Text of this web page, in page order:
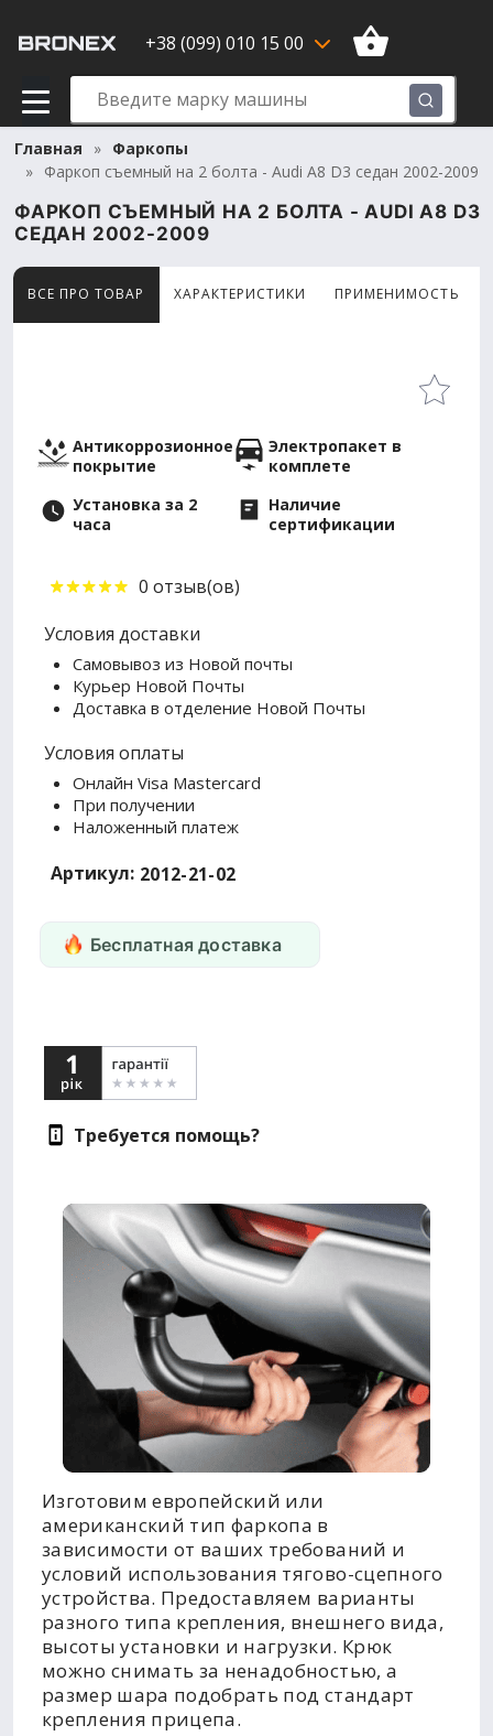
+38 (099) 010 15 00
Главная
Фаркопы
Фаркоп съемный на 2 болта - Audi A8 D3 седан 2002-2009
ФАРКОП СЪЕМНЫЙ НА 2 БОЛТА - AUDI A8 D3
СЕДАН 2002-2009
ВСЕ ПРО ТОВАР ХАРАКТЕРИСТИКИ ПРИМЕНИМОСТЬ
Товар просматривают сейчас 6 человек
Антикоррозионное
покрытие
Электропакет в
комплете
Установка за 2
часа
Наличие
сертификации
0 отзыв(ов)
Условия доставки
Самовывоз из Новой почты
Курьер Новой Почты
Доставка в отделение Новой Почты
Условия оплаты
Онлайн Visa Mastercard
При получении
Наложенный платеж
Артикул: 2012-21-02
Бесплатная доставка
Требуется помощь?
Изготовим европейский или
американский тип фаркопа в
зависимости от ваших требований и
условий использования тягово-сцепного
устройства. Предоставляем варианты
разного типа крепления, внешнего вида,
высоты установки и нагрузки. Крюк
можно снимать за ненадобностью, а
размер шара подобрать под стандарт
крепления прицепа.